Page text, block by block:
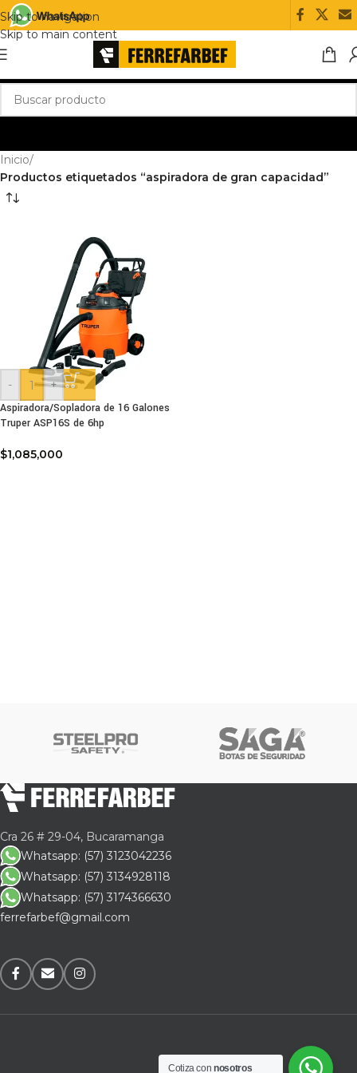
Skip to navigation
Skip to main content
Inicio/
Productos etiquetados “aspiradora de gran capacidad”
-
+
Aspiradora/Sopladora de 16 Galones
Truper ASP16S de 6hp
$1,085,000
Cra 26 # 29-04, Bucaramanga
Whatsapp: (57) 3123042236
Whatsapp: (57) 3134928118
Whatsapp: (57) 3174366630
ferrefarbef@gmail.com
Cotiza connosotros